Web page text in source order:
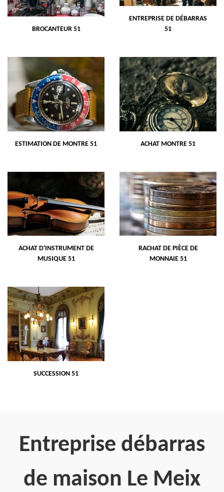
BROCANTEUR 51
ENTREPRISE DE DÉBARRAS
51
ESTIMATION DE MONTRE 51 ACHAT MONTRE 51
ACHAT D'INSTRUMENT DE
MUSIQUE 51
RACHAT DE PIÈCE DE
MONNAIE 51
SUCCESSION 51
Entreprise débarras
de maison Le Meix